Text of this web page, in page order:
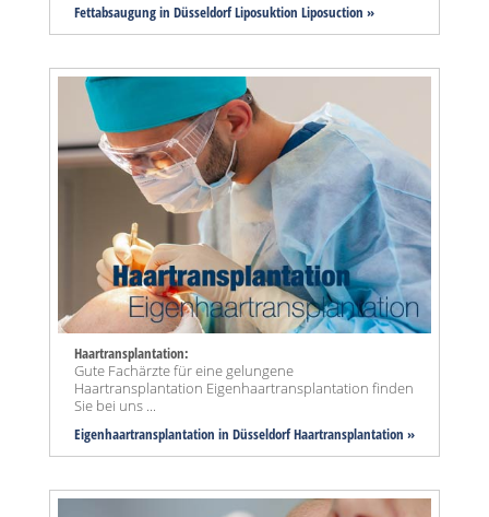
Fettabsaugung in Düsseldorf Liposuktion Liposuction »
Haartransplantation:
Gute Fachärzte für eine gelungene
Haartransplantation Eigenhaartransplantation finden
Sie bei uns ...
Eigenhaartransplantation in Düsseldorf Haartransplantation »